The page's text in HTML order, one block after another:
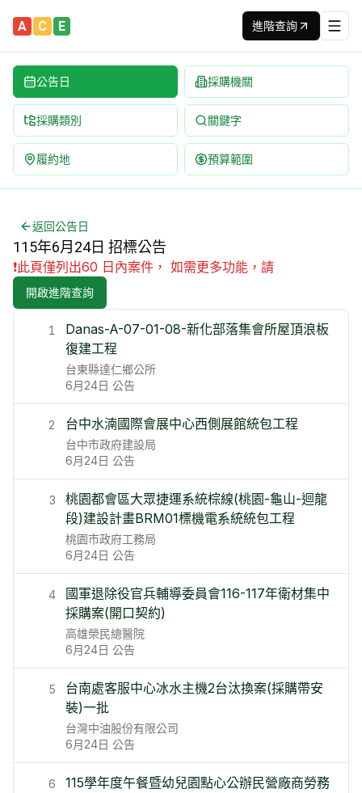
A C E 進階查詢
公告日 採購機關
採購類別 關鍵字
履約地 預算範圍
返回公告日
115年6月24日 招標公告
❗此頁僅列出60 日內案件， 如需更多功能，請
開啟進階查詢
1
Danas-A-07-01-08-新化部落集會所屋頂浪板
復建工程
台東縣達仁鄉公所
6月24日 公告
2 台中水湳國際會展中心西側展館統包工程
台中市政府建設局
6月24日 公告
3
桃園都會區大眾捷運系統棕線(桃園-龜山-迴龍
段)建設計畫BRM01標機電系統統包工程
桃園市政府工務局
6月24日 公告
4
國軍退除役官兵輔導委員會116-117年衛材集中
採購案(開口契約)
高雄榮民總醫院
6月24日 公告
5
台南處客服中心冰水主機2台汰換案(採購帶安
裝)一批
台灣中油股份有限公司
6月24日 公告
6
115學年度午餐暨幼兒園點心公辦民營廠商勞務